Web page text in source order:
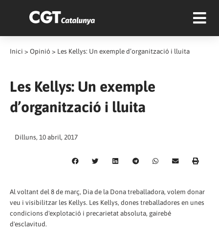
Inici > Opinió > Les Kellys: Un exemple d’organització i lluita
Les Kellys: Un exemple
d’organització i lluita
Dilluns, 10 abril, 2017
Al voltant del 8 de març, Dia de la Dona treballadora, volem donar
veu i visibilitzar les Kellys. Les Kellys, dones treballadores en unes
condicions d'explotació i precarietat absoluta, gairebé
d'esclavitud.